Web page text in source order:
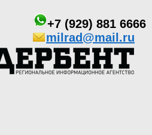
+7 (929) 881 6666
milrad@mail.ru